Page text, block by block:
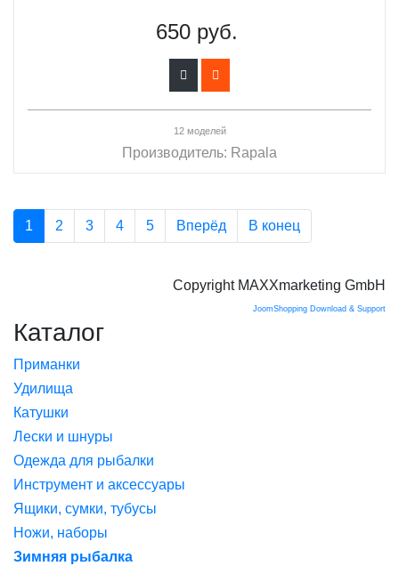
650 руб.
12 моделей
Производитель: Rapala
1 2 3 4 5 Вперёд В конец
Copyright MAXXmarketing GmbH
JoomShopping Download & Support
Каталог
Приманки
Удилища
Катушки
Лески и шнуры
Одежда для рыбалки
Инструмент и аксессуары
Ящики, сумки, тубусы
Ножи, наборы
Зимняя рыбалка